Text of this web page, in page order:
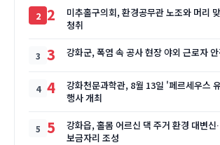
2
미추홀구의회, 환경공무관 노조와 머리
청취
3 강화군, 폭염 속 공사 현장 야외 근로자
4
강화천문과학관, 8월 13일 '페르세우스
행사 개최
5
강화읍, 홀몸 어르신 댁 주거 환경 대변
보금자리 조성